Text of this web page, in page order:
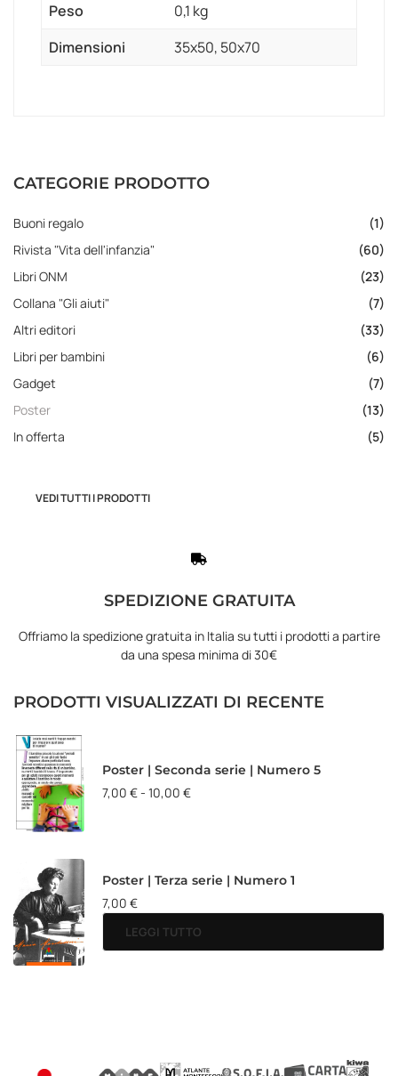
Peso
0,1 kg
Dimensioni
35x50, 50x70
CATEGORIE PRODOTTO
Buoni regalo
(1)
Rivista "Vita dell'infanzia"
(60)
Libri ONM
(23)
Collana "Gli aiuti"
(7)
Altri editori
(33)
Libri per bambini
(6)
Gadget
(7)
Poster
(13)
In offerta
(5)
VEDI TUTTI I PRODOTTI
SPEDIZIONE GRATUITA
Offriamo la spedizione gratuita in Italia su tutti i prodotti a partire
da una spesa minima di 30€
PRODOTTI VISUALIZZATI DI RECENTE
Poster | Seconda serie | Numero 5
7,00 €- 10,00 €
Poster | Terza serie | Numero 1
7,00 €
LEGGI TUTTO